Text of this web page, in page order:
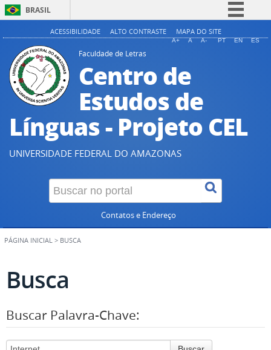
BRASIL
Simplifique!
Participe
Acesso à informação
Legislação
Canais
ACESSIBILIDADE ALTO CONTRASTE MAPA DO SITE
A+ A A- PT EN ES
Faculdade de Letras
Centro de
Estudos de
Línguas - Projeto CEL
UNIVERSIDADE FEDERAL DO AMAZONAS
Contatos e Endereço
PÁGINA INICIAL > BUSCA
Busca
Buscar Palavra-Chave: